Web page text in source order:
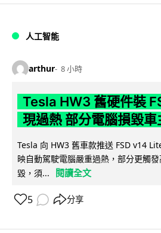
人工智能
arthur 8 小時
Tesla HW3 舊硬件裝
現過熱 部分電腦損毀
Tesla 向 HW3 舊車款推送 FSD v14
映自動駕駛電腦嚴重過熱，部分更觸
毀，須...
閱讀全文
5 分享